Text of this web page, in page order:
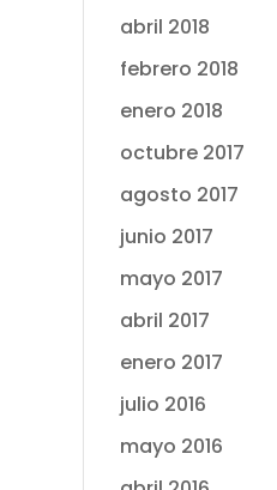
abril 2018
febrero 2018
enero 2018
octubre 2017
agosto 2017
junio 2017
mayo 2017
abril 2017
enero 2017
julio 2016
mayo 2016